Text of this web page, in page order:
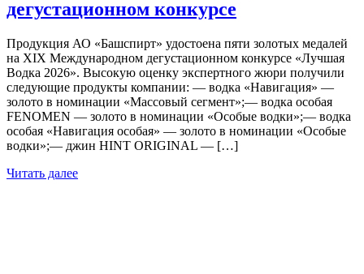
дегустационном конкурсе
Продукция АО «Башспирт» удостоена пяти золотых медалей
на XIX Международном дегустационном конкурсе «Лучшая
Водка 2026». Высокую оценку экспертного жюри получили
следующие продукты компании: — водка «Навигация» —
золото в номинации «Массовый сегмент»;— водка особая
FENOMEN — золото в номинации «Особые водки»;— водка
особая «Навигация особая» — золото в номинации «Особые
водки»;— джин HINT ORIGINAL — […]
Читать далее